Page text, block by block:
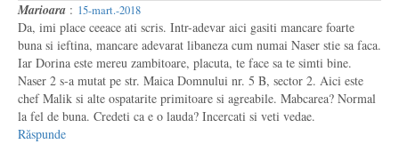
Marioara : 15-mart.-2018
Da, imi place ceeace ati scris. Intr-adevar aici gasiti mancare foarte
buna si ieftina, mancare adevarat libaneza cum numai Naser stie sa faca.
Iar Dorina este mereu zambitoare, placuta, te face sa te simti bine.
Naser 2 s-a mutat pe str. Maica Domnului nr. 5 B, sector 2. Aici este
chef Malik si alte ospatarite primitoare si agreabile. Mabcarea? Normal
la fel de buna. Credeti ca e o lauda? Incercati si veti vedae.
Răspunde